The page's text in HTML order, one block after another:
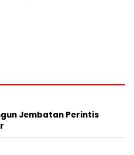
Jembatan Perintis